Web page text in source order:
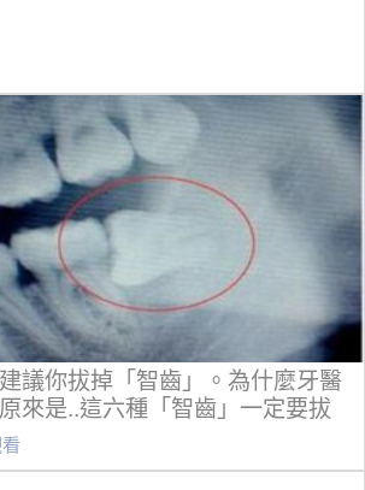
議你拔掉「智齒」。為什麼牙醫
來是..這六種「智齒」一定要拔